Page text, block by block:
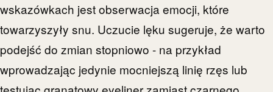
wskazówkach jest obserwacja emocji, które
towarzyszyły snu. Uczucie lęku sugeruje, że warto
podejść do zmian stopniowo - na przykład
wprowadzając jedynie mocniejszą linię rzęs lub